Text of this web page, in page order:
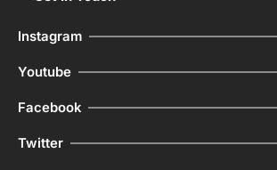
Instagram
Youtube
Facebook
Twitter